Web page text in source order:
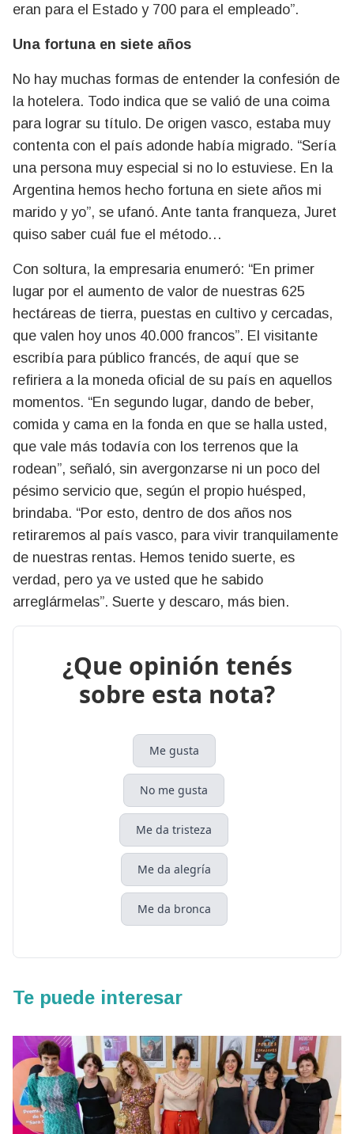
eran para el Estado y 700 para el empleado”.
Una fortuna en siete años
No hay muchas formas de entender la confesión de
la hotelera. Todo indica que se valió de una coima
para lograr su título. De origen vasco, estaba muy
contenta con el país adonde había migrado. “Sería
una persona muy especial si no lo estuviese. En la
Argentina hemos hecho fortuna en siete años mi
marido y yo”, se ufanó. Ante tanta franqueza, Juret
quiso saber cuál fue el método…
Con soltura, la empresaria enumeró: “En primer
lugar por el aumento de valor de nuestras 625
hectáreas de tierra, puestas en cultivo y cercadas,
que valen hoy unos 40.000 francos”. El visitante
escribía para público francés, de aquí que se
refiriera a la moneda oficial de su país en aquellos
momentos. “En segundo lugar, dando de beber,
comida y cama en la fonda en que se halla usted,
que vale más todavía con los terrenos que la
rodean”, señaló, sin avergonzarse ni un poco del
pésimo servicio que, según el propio huésped,
brindaba. “Por esto, dentro de dos años nos
retiraremos al país vasco, para vivir tranquilamente
de nuestras rentas. Hemos tenido suerte, es
verdad, pero ya ve usted que he sabido
arreglármelas”. Suerte y descaro, más bien.
¿Que opinión tenés
sobre esta nota?
Me gusta
No me gusta
Me da tristeza
Me da alegría
Me da bronca
Te puede interesar